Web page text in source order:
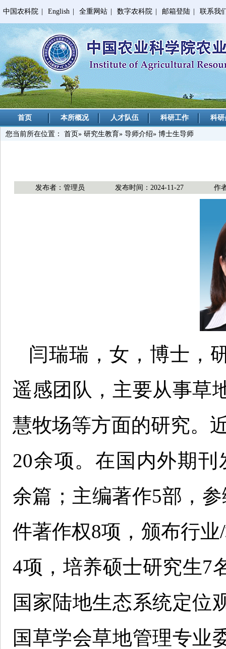
中国农科院 English 全重网站 数字农科院 邮箱登陆 联系我
首页 本所概况 人才队伍 科研工作 科
您当前所在位置： 首页» 研究生教育» 导师介绍» 博士生导师
发布者：管理员 发布时间：2024-11-27 作
闫瑞瑞，女，博士，
遥感团队，主要从事草
慧牧场等方面的研究。
20余项。在国内外期刊
余篇；主编著作5部，
件著作权8项，颁布行
4项，培养硕士研究生7
国家陆地生态系统定位
国草学会草地管理专业